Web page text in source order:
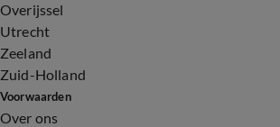
Overijssel
Utrecht
Zeeland
Zuid-Holland
Voorwaarden
Over ons